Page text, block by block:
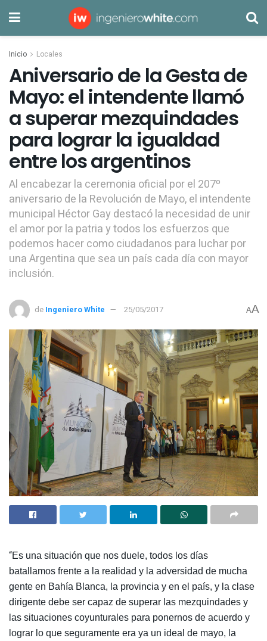
Inicio Locales
Aniversario de la Gesta de
Mayo: el intendente llamó
a superar mezquindades
para lograr la igualdad
entre los argentinos
Al encabezar la ceremonia oficial por el 207º
aniversario de la Revolución de Mayo, el intendente
municipal Héctor Gay destacó la necesidad de unir
el amor por la patria y todos los esfuerzos que
podemos hacer como ciudadanos para luchar por
una Argentina que sea un país cada día con mayor
inclusión.
de Ingeniero White 25/05/2017 AA
“Es una situación que nos duele, todos los días
batallamos frente a la realidad y la adversidad de mucha
gente en Bahía Blanca, la provincia y en el país, y la clase
dirigente debe ser capaz de superar las mezquindades y
las situaciones coyunturales para ponernos de acuerdo y
lograr lo que seguramente era ya un ideal de mayo, la